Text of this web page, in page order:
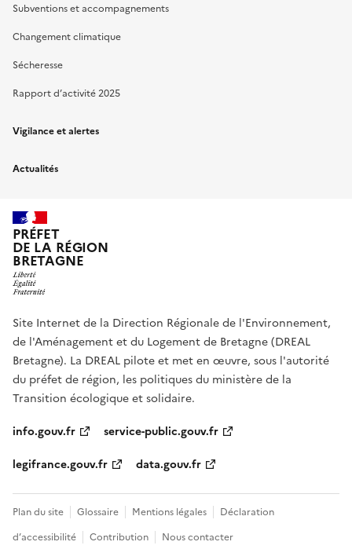
Subventions et accompagnements
Changement climatique
Sécheresse
Rapport d’activité 2025
Vigilance et alertes
Actualités
PRÉFET
DE LA RÉGION
BRETAGNE
Site Internet de la Direction Régionale de l'Environnement,
de l'Aménagement et du Logement de Bretagne (DREAL
Bretagne). La DREAL pilote et met en œuvre, sous l'autorité
du préfet de région, les politiques du ministère de la
Transition écologique et solidaire.
info.gouv.fr
service-public.gouv.fr
legifrance.gouv.fr
data.gouv.fr
Plan du site Glossaire Mentions légales
Déclaration
d’accessibilité
Contribution Nous contacter